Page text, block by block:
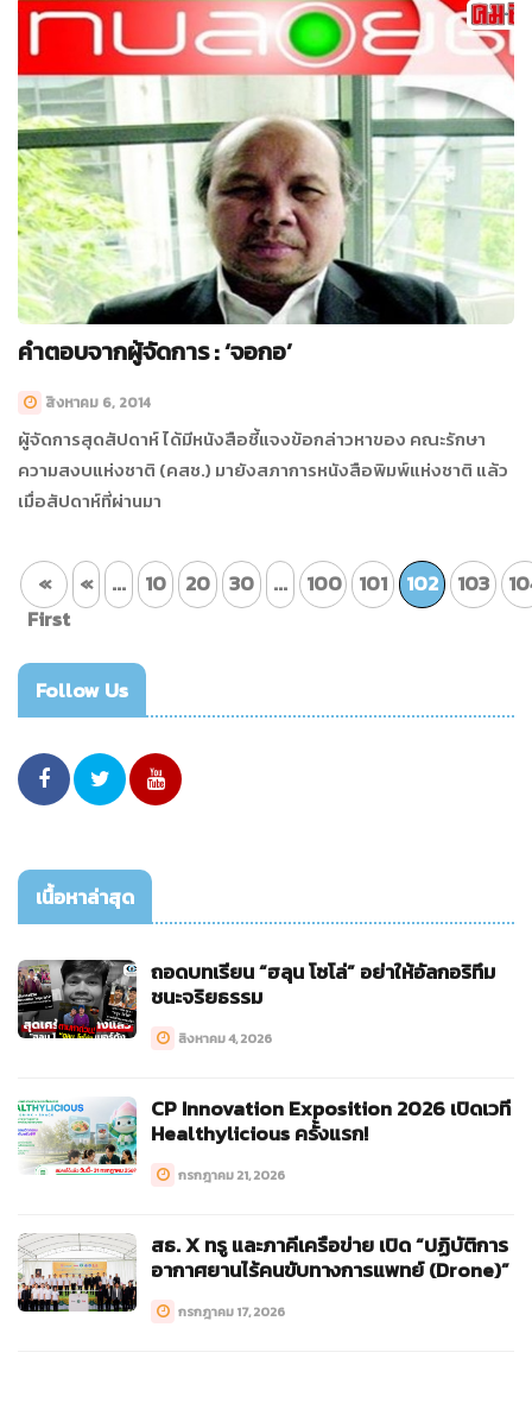
คำตอบจากผู้จัดการ : ‘จอกอ’
สิงหาคม 6, 2014
ผู้จัดการสุดสัปดาห์ ได้มีหนังสือชี้แจงข้อกล่าวหาของ คณะรักษา
ความสงบแห่งชาติ (คสช.) มายังสภาการหนังสือพิมพ์แห่งชาติ แล้ว
เมื่อสัปดาห์ที่ผ่านมา
«
First
« ... 10 20 30 ... 100 101 102 103
Follow Us
เนื้อหาล่าสุด
ถอดบทเรียน “ฮลุน โซโล่” อย่าให้อัลกอริทึม
ชนะจริยธรรม
สิงหาคม 4, 2026
CP Innovation Exposition 2026 เปิดเวที
Healthylicious ครั้งแรก!
กรกฎาคม 21, 2026
สธ. X ทรู และภาคีเครือข่าย เปิด “ปฏิบัติการ
อากาศยานไร้คนขับทางการแพทย์ (Drone)”
กรกฎาคม 17, 2026